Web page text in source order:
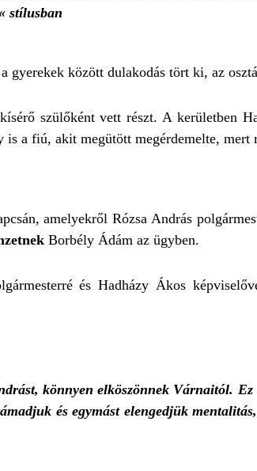
stílusban
gyerekek között dulakodás tört ki, az
szülőként vett részt. A kerületben
a fiú, akit megütött megérdemelte, mert
amelyekről Rózsa András
Borbély Ádám az ügyben.
és Hadházy Ákos
könnyen elköszönnek Várnaitól.
és egymást elengedjük